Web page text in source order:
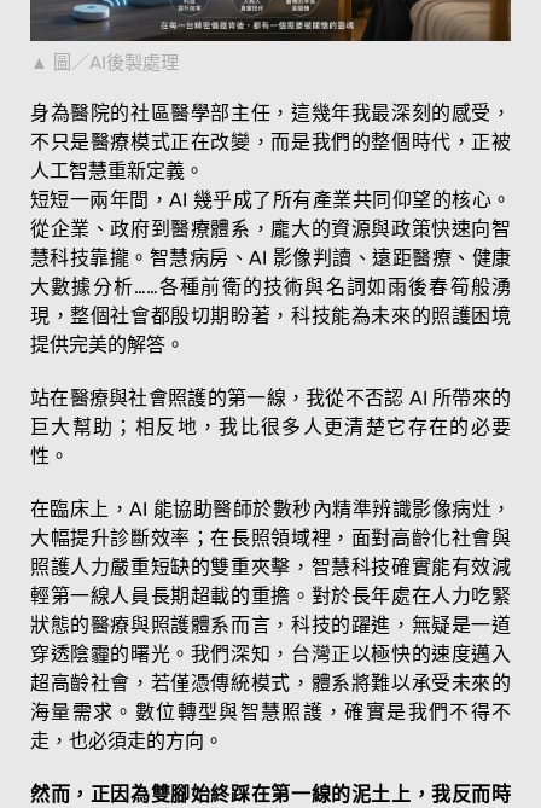
圖／AI後製處理
身為醫院的社區醫學部主任，這幾年我最深刻的感受，
不只是醫療模式正在改變，而是我們的整個時代，正被
人工智慧重新定義。
短短一兩年間，AI 幾乎成了所有產業共同仰望的核心。
從企業、政府到醫療體系，龐大的資源與政策快速向智
慧科技靠攏。智慧病房、AI 影像判讀、遠距醫療、健康
大數據分析……各種前衛的技術與名詞如雨後春筍般湧
現，整個社會都殷切期盼著，科技能為未來的照護困境
提供完美的解答。
站在醫療與社會照護的第一線，我從不否認 AI 所帶來的
巨大幫助；相反地，我比很多人更清楚它存在的必要
性。
在臨床上，AI 能協助醫師於數秒內精準辨識影像病灶，
大幅提升診斷效率；在長照領域裡，面對高齡化社會與
照護人力嚴重短缺的雙重夾擊，智慧科技確實能有效減
輕第一線人員長期超載的重擔。對於長年處在人力吃緊
狀態的醫療與照護體系而言，科技的躍進，無疑是一道
穿透陰霾的曙光。我們深知，台灣正以極快的速度邁入
超高齡社會，若僅憑傳統模式，體系將難以承受未來的
海量需求。數位轉型與智慧照護，確實是我們不得不
走，也必須走的方向。
然而，正因為雙腳始終踩在第一線的泥土上，我反而時